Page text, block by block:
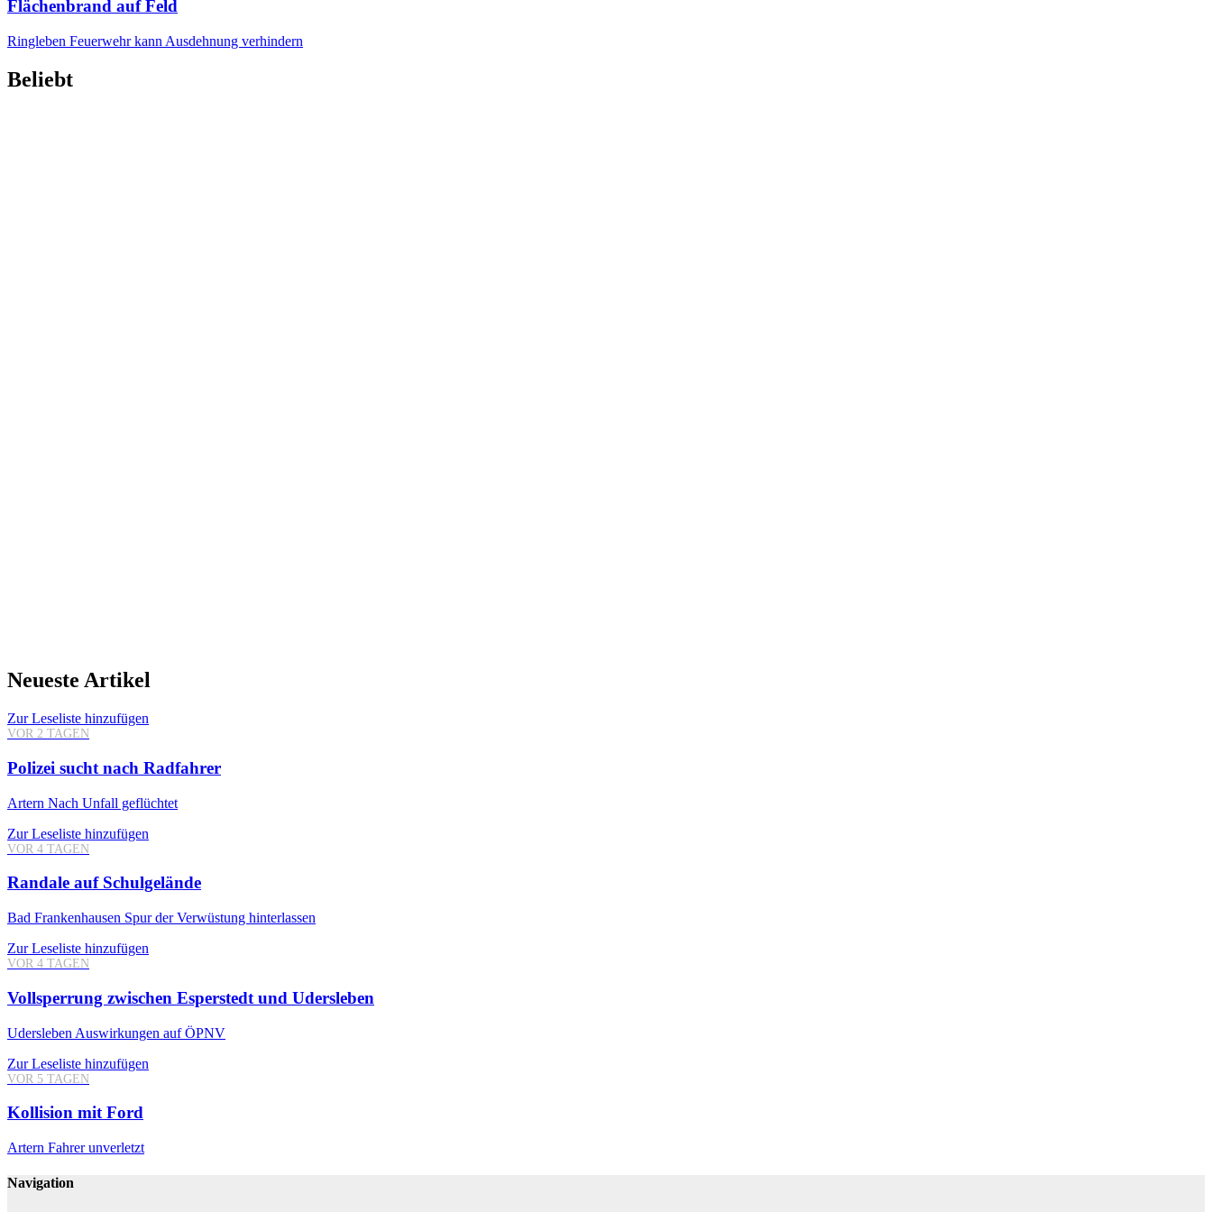
Flächenbrand auf Feld
Ringleben Feuerwehr kann Ausdehnung verhindern
Beliebt
Neueste Artikel
Zur Leseliste hinzufügen
VOR 2 TAGEN
Polizei sucht nach Radfahrer
Artern Nach Unfall geflüchtet
Zur Leseliste hinzufügen
VOR 4 TAGEN
Randale auf Schulgelände
Bad Frankenhausen Spur der Verwüstung hinterlassen
Zur Leseliste hinzufügen
VOR 4 TAGEN
Vollsperrung zwischen Esperstedt und Udersleben
Udersleben Auswirkungen auf ÖPNV
Zur Leseliste hinzufügen
VOR 5 TAGEN
Kollision mit Ford
Artern Fahrer unverletzt
Navigation